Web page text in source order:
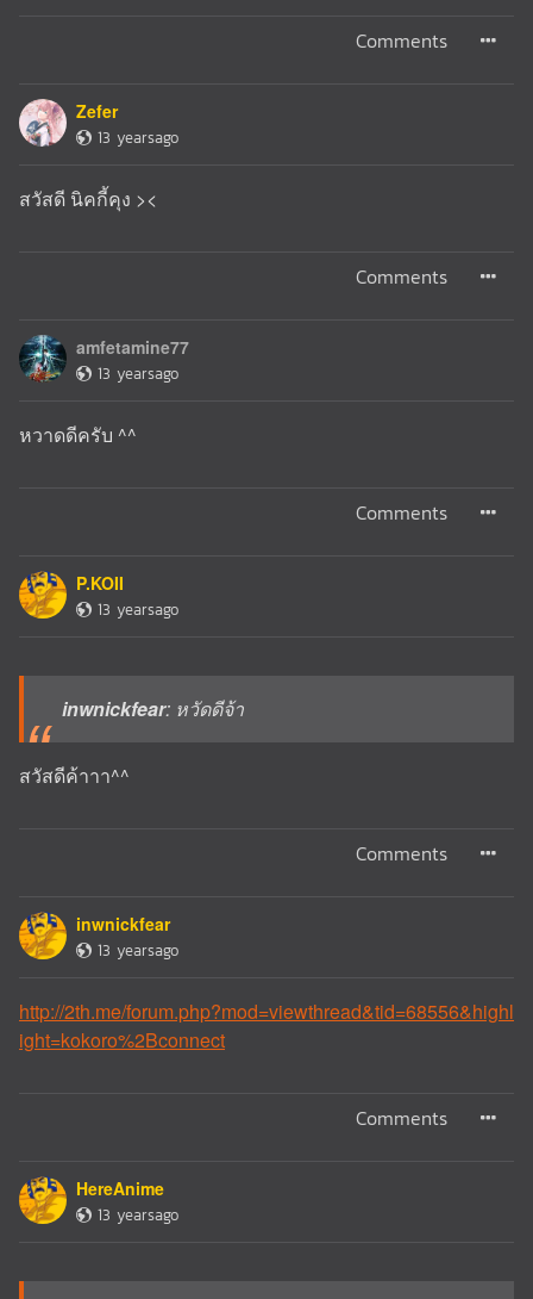
Comments
Zefer
13 yearsago
สวัสดี นิคกี้คุง ><
Comments
amfetamine77
13 yearsago
หวาดดีครับ ^^
Comments
P.KOII
13 yearsago
inwnickfear: หวัดดีจ้า
สวัสดีค้าาา^^
Comments
inwnickfear
13 yearsago
http://2th.me/forum.php?mod=viewthread&tid=68556&highl
ight=kokoro%2Bconnect
Comments
HereAnime
13 yearsago